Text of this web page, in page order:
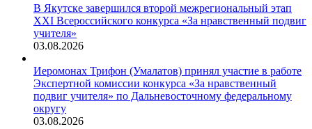
В Якутске завершился второй межрегиональный этап
XXI Всероссийского конкурса «За нравственный подвиг
учителя»
03.08.2026
Иеромонах Трифон (Умалатов) принял участие в работе
Экспертной комиссии конкурса «За нравственный
подвиг учителя» по Дальневосточному федеральному
округу
03.08.2026